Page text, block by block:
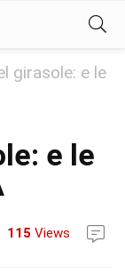
girasole: e le
e le
115 Views